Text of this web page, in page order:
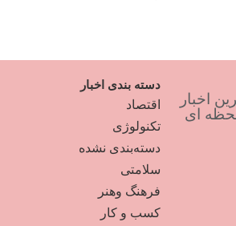
اخبار
ای
دسته بندی اخبار
اقتصاد
تکنولوژی
دسته‌بندی نشده
سلامتی
فرهنگ وهنر
کسب و کار